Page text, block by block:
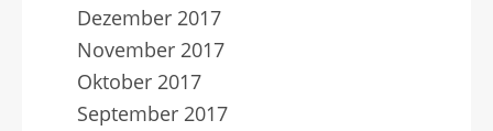
Dezember 2017
November 2017
Oktober 2017
September 2017